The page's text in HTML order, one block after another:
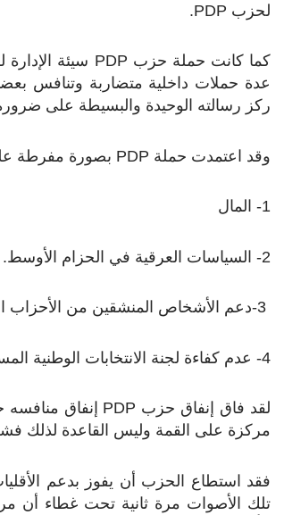
لحزب PDP
.
كما كانت حملة حزب PDP سيئة
عدة حملات داخلية متضاربة وتنافس
ركز رسالته الوحيدة والبسيطة على
وقد اعتمدت حملة PDP بصورة مفرطة
1- المال
2- السياسات العرقية في الحزام الأوسط.
4- عدم كفاءة لجنة الانتخابات الوطنية المستقلة.
لقد فاق إنفاق حزب PDP إنفاق
مركزة على القمة وليس القاعدة لذلك
فقد استطاع الحزب أن يفوز بدعم
تلك الأصوات مرة ثانية تحت غطاء أن